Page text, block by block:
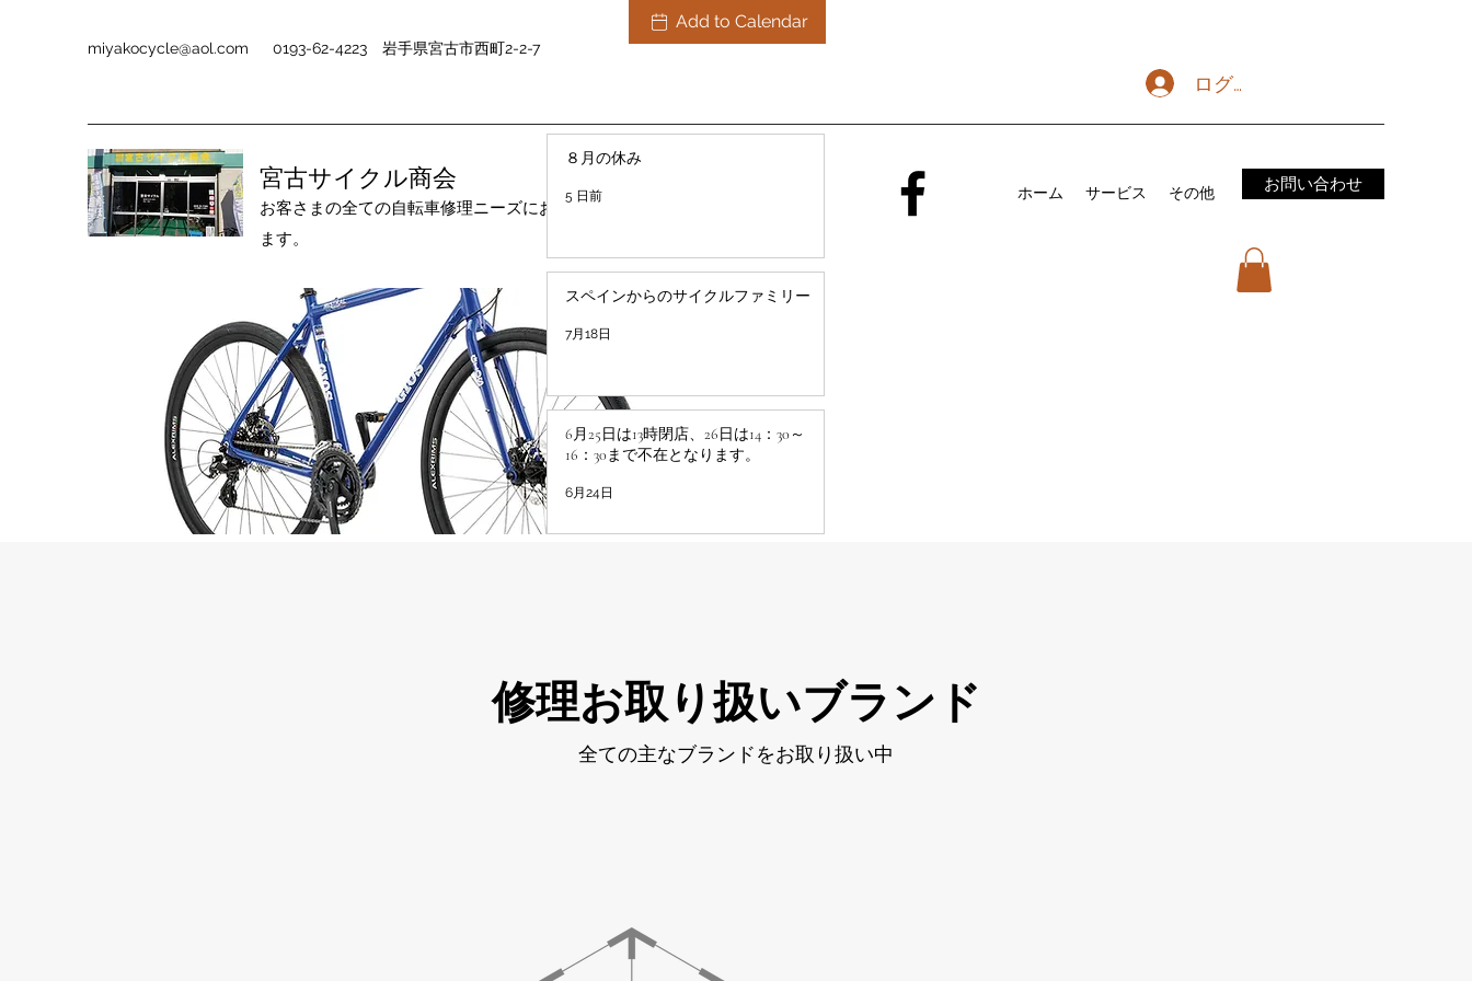
ログイン
miyakocycle@aol.com 0193-62-4223 岩手県宮古市西町2-2-7
Add to Calendar
宮古サイクル商会
お客さまの全ての自転車修理ニーズにお応えし
ます。
８月の休み
5 日前
スペインからのサイクルファミリー
7月18日
6月25日は13時閉店、26日は14：30～
16：30まで不在となります。
6月24日
ホーム サービス その他 お問い合わせ
修理お取り扱いブランド
全ての主なブランドをお取り扱い中